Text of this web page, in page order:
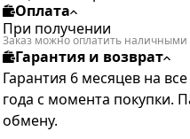
Оплата
При получении
Заказ можно оплатить
Гарантия и возврат
Гарантия 6 месяцев на
года с момента покупки.
обмену.